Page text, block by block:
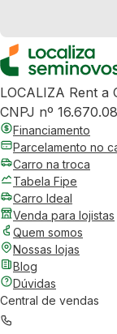
LOCALIZA Rent a
CNPJ nº
Financiamento
Parcelamento no
Carro na troca
Tabela Fipe
Carro Ideal
Venda para lojistas
Quem somos
Nossas lojas
Blog
Dúvidas
Central de vendas